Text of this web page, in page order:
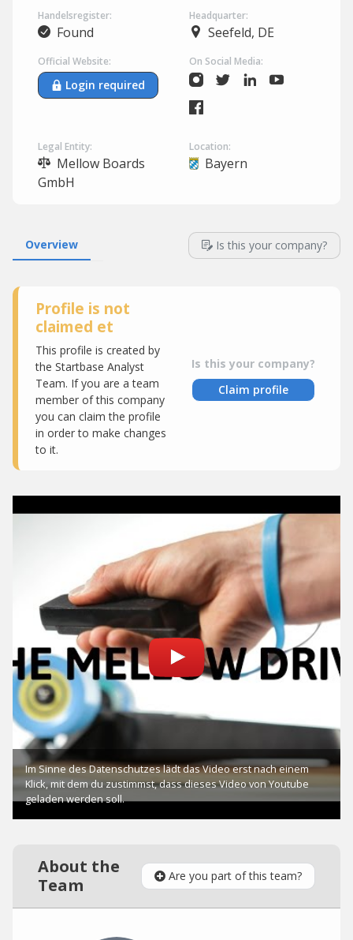
Handelsregister:
Found
Headquarter:
Seefeld, DE
Official Website:
Login required
On Social Media:
Legal Entity:
Mellow Boards
GmbH
Location:
Bayern
Overview Is this your company?
Profile is not
claimed et
This profile is created by
the Startbase Analyst
Team. If you are a team
member of this company
you can claim the profile
in order to make changes
to it.
Is this your company?
Claim profile
About the
Team
Are you part of this team?